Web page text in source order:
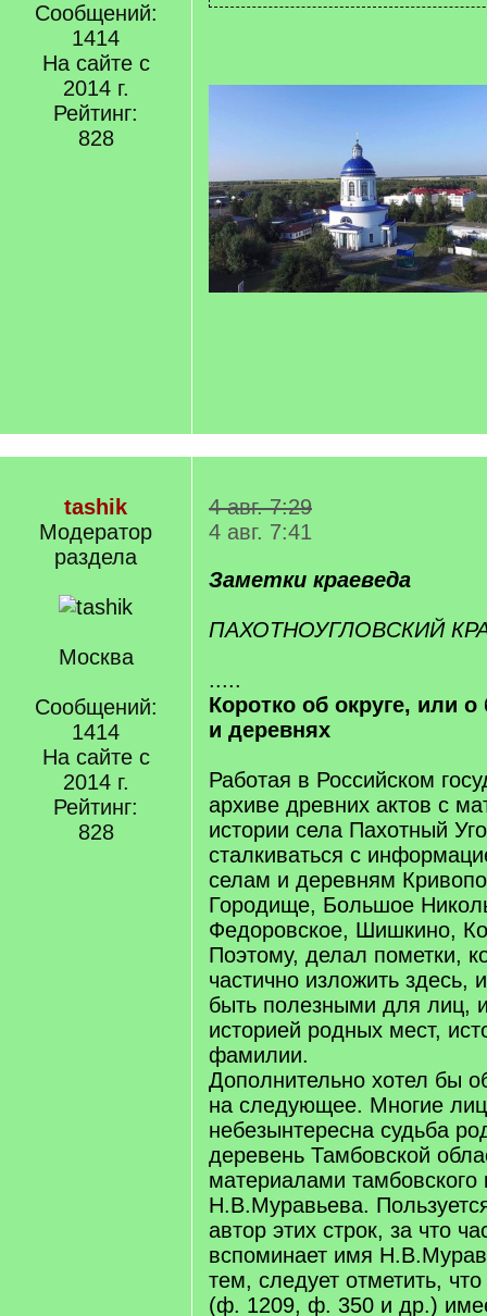
Сообщений:
1414
На сайте с
2014 г.
Рейтинг:
828
tashik
Модератор
раздела
Москва
Сообщений:
1414
На сайте с
2014 г.
Рейтинг:
828
4 авг. 7:29
4 авг. 7:41
Заметки краеведа
ПАХОТНОУГЛОВСКИЙ
.....
Коротко об округе, или
и деревнях
Работая в Российском
архиве древних актов с
истории села Пахотный
сталкиваться с
селам и деревням
Городище, Большое
Федоровское, Шишкино,
Поэтому, делал пометки,
частично изложить здесь,
быть полезными для лиц,
историей родных мест,
фамилии.
Дополнительно хотел бы
на следующее. Многие
небезынтересна судьба
деревень Тамбовской
материалами тамбовского
Н.В.Муравьева.
автор этих строк, за что
вспоминает имя
тем, следует отметить,
(ф. 1209, ф. 350 и др.)